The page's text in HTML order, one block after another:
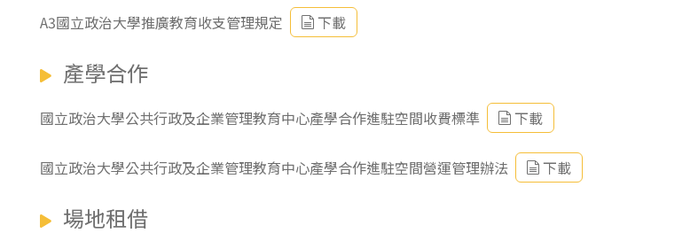
A3國立政治大學推廣教育收支管理規定 下載
產學合作
國立政治大學公共行政及企業管理教育中心產學合作進駐空間收費標準 下載
國立政治大學公共行政及企業管理教育中心產學合作進駐空間營運管理辦法 下載
場地租借